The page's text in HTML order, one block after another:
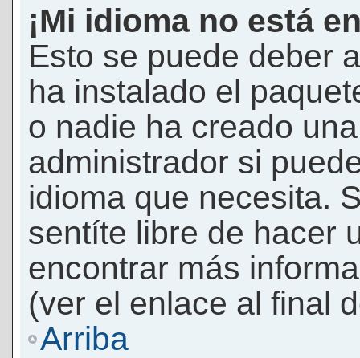
¡Mi idioma no está
Esto se puede deber
ha instalado el
o nadie ha creado
administrador si
idioma que necesita.
sentíte libre de hacer
encontrar más
(ver el enlace al final
Arriba